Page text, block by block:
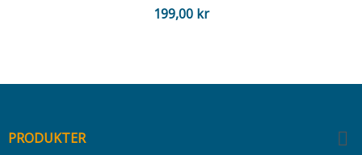
Pris
199,00 kr
PRODUKTER 